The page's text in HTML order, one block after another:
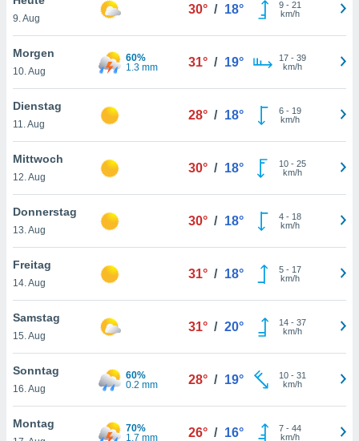
oder
Partner
es uns
das
der
Profil zu
Ihnen
finden
. Sie
jederzeit
Rand
9. Aug
30° / 18° 9- 21
km/h
Morgen
10. Aug
60%
1.3 mm
31° / 19° 17- 39
km/h
Dienstag
11. Aug
28° / 18° 6- 19
km/h
Mittwoch
12. Aug
30° / 18° 10- 25
km/h
Donnerstag
13. Aug
30° / 18° 4- 18
km/h
Freitag
14. Aug
31° / 18° 5- 17
km/h
Samstag
15. Aug
31° / 20° 14- 37
km/h
Sonntag
16. Aug
60%
0.2 mm
28° / 19° 10- 31
km/h
Montag
70%
1.7 mm
26° / 16° 7- 44
km/h